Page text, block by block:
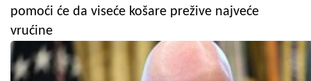
pomoći će da viseće košare prežive najveće
vrućine